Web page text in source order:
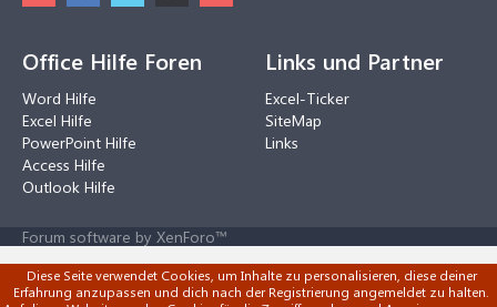
Office Hilfe Foren
Word Hilfe
Excel Hilfe
PowerPoint Hilfe
Access Hilfe
Outlook Hilfe
Links und Partner
Excel-Ticker
SiteMap
Links
Forum software by XenForo™
Diese Seite verwendet Cookies, um Inhalte zu personalisieren, diese deiner
Erfahrung anzupassen und dich nach der Registrierung angemeldet zu halten.